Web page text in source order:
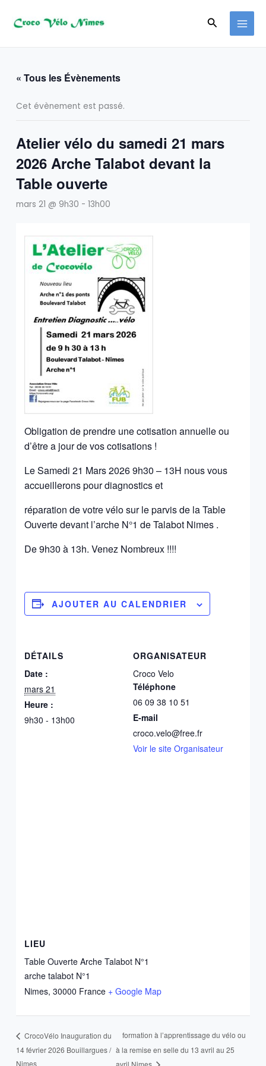
contenu
« Tous les Évènements
Cet évènement est passé.
Atelier vélo du samedi 21 mars
2026 Arche Talabot devant la
Table ouverte
mars 21 @ 9h30 -13h00
Obligation de prendre une cotisation annuelle ou
d’être a jour de vos cotisations !
Le Samedi 21 Mars 2026 9h30 – 13H nous vous
accueillerons pour diagnostics et
réparation de votre vélo sur le parvis de la Table
Ouverte devant l’arche N°1 de Talabot Nimes .
De 9h30 à 13h. Venez Nombreux !!!!
AJOUTER AU CALENDRIER
DÉTAILS
Date :
mars 21
Heure :
9h30 - 13h00
ORGANISATEUR
Croco Velo
Téléphone
06 09 38 10 51
E-mail
croco.velo@free.fr
Voir le site Organisateur
LIEU
Table Ouverte Arche Talabot N°1
arche talabot N°1
Nimes, 30000 France + Google Map
CrocoVélo Inauguration du
14 février 2026 Bouillargues /
Nimes
formation à l’apprentissage du vélo ou
à la remise en selle du 13 avril au 25
avril Nimes